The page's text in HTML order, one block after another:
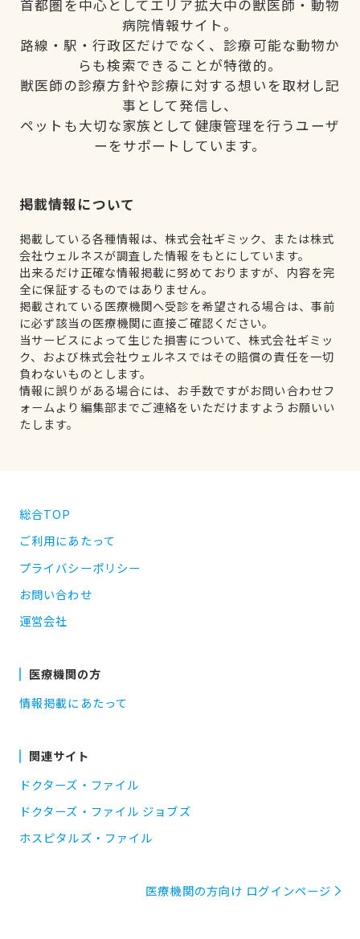
首都圏を中心としてエリア拡大中の獣医師・動物
病院情報サイト。
路線・駅・行政区だけでなく、診療可能な動物か
らも検索できることが特徴的。
獣医師の診療方針や診療に対する想いを取材し記
事として発信し、
ペットも大切な家族として健康管理を行うユーザ
ーをサポートしています。
掲載情報について
掲載している各種情報は、株式会社ギミック、または株式
会社ウェルネスが調査した情報をもとにしています。
出来るだけ正確な情報掲載に努めておりますが、内容を完
全に保証するものではありません。
掲載されている医療機関へ受診を希望される場合は、事前
に必ず該当の医療機関に直接ご確認ください。
当サービスによって生じた損害について、株式会社ギミッ
ク、および株式会社ウェルネスではその賠償の責任を一切
負わないものとします。
情報に誤りがある場合には、お手数ですがお問い合わせフ
ォームより編集部までご連絡をいただけますようお願いい
たします。
総合TOP
ご利用にあたって
プライバシーポリシー
お問い合わせ
運営会社
医療機関の方
情報掲載にあたって
関連サイト
ドクターズ・ファイル
ドクターズ・ファイル ジョブズ
ホスピタルズ・ファイル
医療機関の方向け ログインページ